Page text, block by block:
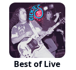
Best of Live